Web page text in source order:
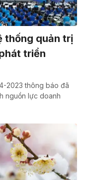
thống quản trị
triển
2023 thông báo đã
nguồn lực doanh